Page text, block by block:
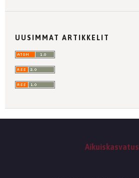
UUSIMMAT ARTIKKELIT
Aikuiskasvatus